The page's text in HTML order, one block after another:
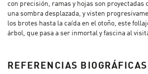
con precisión, ramas y hojas son proyectadas
una sombra desplazada, y visten
los brotes hasta la caída en el otoño, este
árbol, que pasa a ser inmortal y fascina al
REFERENCIAS BIOGRÁFICAS